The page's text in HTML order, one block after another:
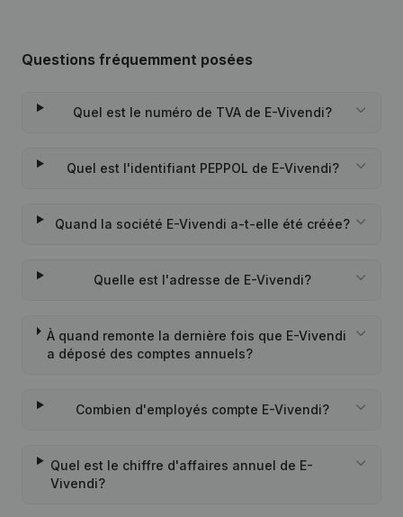
Questions fréquemment posées
Quel est le numéro de TVA de E-Vivendi?
Quel est l'identifiant PEPPOL de E-Vivendi?
Quand la société E-Vivendi a-t-elle été créée?
Quelle est l'adresse de E-Vivendi?
À quand remonte la dernière fois que E-Vivendi
a déposé des comptes annuels?
Combien d'employés compte E-Vivendi?
Quel est le chiffre d'affaires annuel de E-
Vivendi?